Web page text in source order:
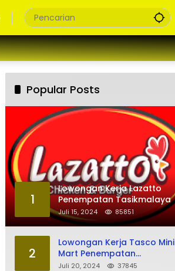
Popular Posts
1
Lowongan Kerja Lazatto
Penempatan Tasikmalaya
Juli 15, 2024 85851
2
Lowongan Kerja Tasco Mini
Mart Penempatan
Tasikmalaya
Juli 20, 2024 37845